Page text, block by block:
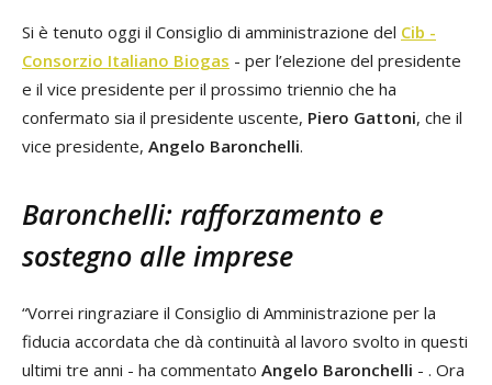
Si è tenuto oggi il Consiglio di amministrazione del Cib -
Consorzio Italiano Biogas - per l’elezione del presidente
e il vice presidente per il prossimo triennio che ha
confermato sia il presidente uscente, Piero Gattoni, che il
vice presidente, Angelo Baronchelli.
Baronchelli: rafforzamento e
sostegno alle imprese
“Vorrei ringraziare il Consiglio di Amministrazione per la
fiducia accordata che dà continuità al lavoro svolto in questi
ultimi tre anni - ha commentato Angelo Baronchelli - . Ora